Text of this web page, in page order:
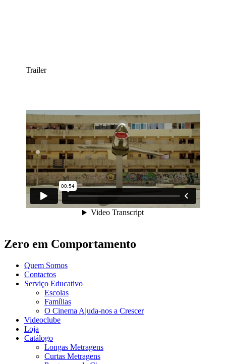
Trailer
Zero em Comportamento
Quem Somos
Contactos
Serviço Educativo
Escolas
Famílias
O Cinema Ajuda-nos a Crescer
Videoclube
Loja
Catálogo
Longas Metragens
Curtas Metragens